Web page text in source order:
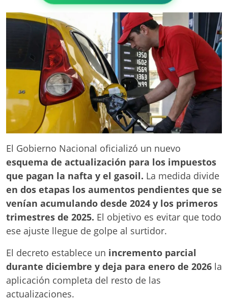
El Gobierno Nacional oficializó un nuevo
esquema de actualización para los impuestos
que pagan la nafta y el gasoil. La medida divide
en dos etapas los aumentos pendientes que se
venían acumulando desde 2024 y los primeros
trimestres de 2025. El objetivo es evitar que todo
ese ajuste llegue de golpe al surtidor.
El decreto establece un incremento parcial
durante diciembre y deja para enero de 2026 la
aplicación completa del resto de las
actualizaciones.